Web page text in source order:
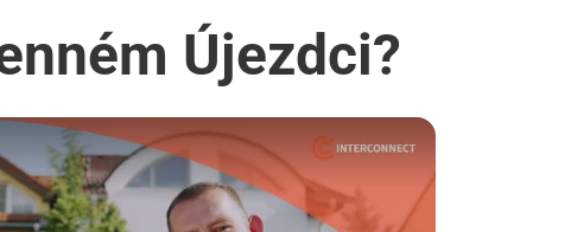
Újezdci?